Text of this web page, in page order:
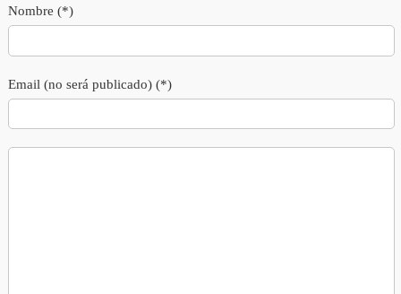
Nombre (*)
Email (no será publicado) (*)